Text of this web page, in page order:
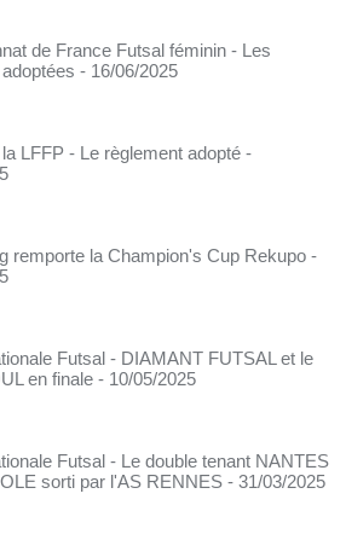
de France Futsal féminin - Les
- 16/06/2025
LFFP - Le règlement adopté -
remporte la Champion's Cup Rekupo -
Futsal - DIAMANT FUTSAL et le
en finale - 10/05/2025
Futsal - Le double tenant NANTES
sorti par l'AS RENNES - 31/03/2025